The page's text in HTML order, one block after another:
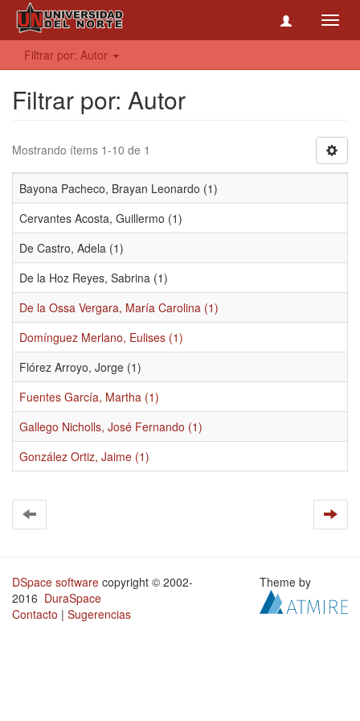
Filtrar por: Autor
Filtrar por: Autor
Mostrando ítems 1-10 de 1
Bayona Pacheco, Brayan Leonardo (1)
Cervantes Acosta, Guillermo (1)
De Castro, Adela (1)
De la Hoz Reyes, Sabrina (1)
De la Ossa Vergara, María Carolina (1)
Domínguez Merlano, Eulises (1)
Flórez Arroyo, Jorge (1)
Fuentes García, Martha (1)
Gallego Nicholls, José Fernando (1)
González Ortiz, Jaime (1)
DSpace software copyright © 2002-
2016 DuraSpace
Contacto | Sugerencias
Theme by